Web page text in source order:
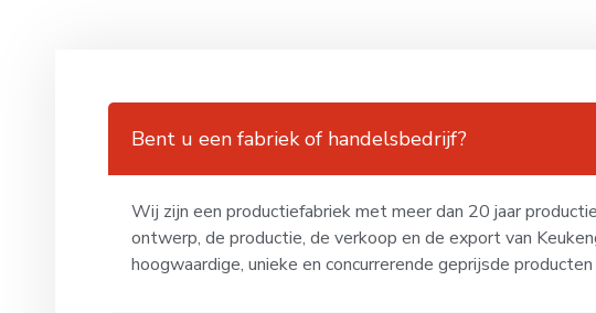
Bent u een fabriek of handelsbedrijf?
Wij zijn een productiefabriek met meer dan 20 jaar
ontwerp, de productie, de verkoop en de export van
hoogwaardige, unieke en concurrerende geprijsde